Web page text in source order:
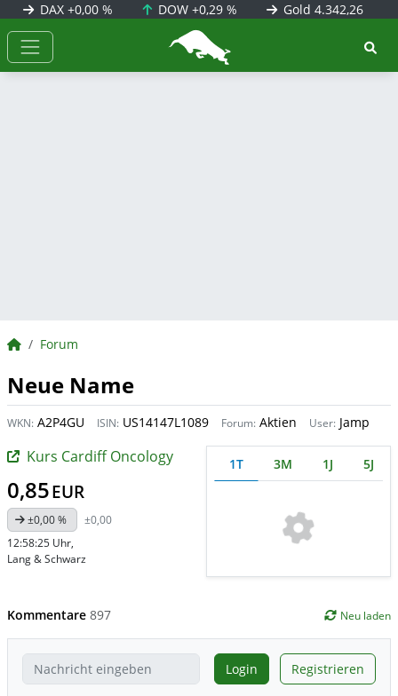
DAX +0,00 % DOW+0,29 % Gold 4.342,26
BörsenNEWS.de
BörsenNEWS.de
Forum
Neue Name
WKN: A2P4GU ISIN: US14147L1089 Forum: Aktien User: Jamp
Kurs Cardiff Oncology
0,85EUR
±0,00 %
±0,00
12:58:25 Uhr,
Lang & Schwarz
1T 3M 1J 5J
Kommentare 897 Neu laden
Login Registrieren